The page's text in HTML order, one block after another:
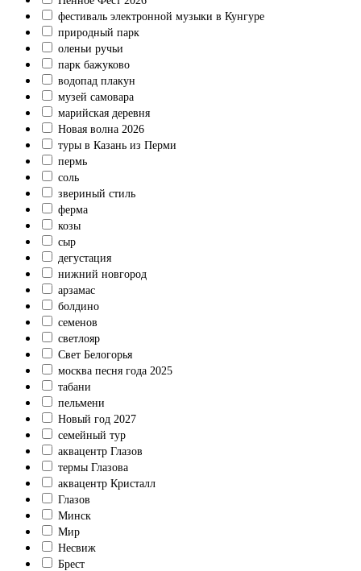
фестиваль электронной музыки в Кунгуре
природный парк
оленьи ручьи
парк бажуково
водопад плакун
музей самовара
марийская деревня
Новая волна 2026
туры в Казань из Перми
пермь
соль
звериный стиль
ферма
козы
сыр
дегустация
нижний новгород
арзамас
болдино
семенов
светлояр
Свет Белогорья
москва песня года 2025
табани
пельмени
Новый год 2027
семейный тур
аквацентр Глазов
термы Глазова
аквацентр Кристалл
Глазов
Минск
Мир
Несвиж
Брест